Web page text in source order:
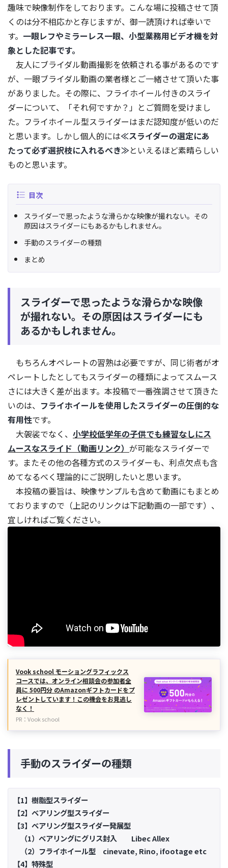
趣味で映像制作をしております。こんな場に投稿させて頂
くのは分不相応かと存じますが、御一読頂ければ幸いで
す。 一眼レフやミラーレス一眼、小型業務用ビデオ機を対
象とした記事です。
友人にブライダル動画撮影を依頼される事があるのです
が、一眼ブライダル動画の業者様とご一緒させて頂いた事
がありました。その際に、フライホイール付きのスライ
ダーについて、「それ何ですか？」とご質問を受けまし
た。フライホイール型スライダーはまだ認知度が低いのだ
と思います。しかし個人的には≪スライダーの選定にあ
たって必ず選択枝に入れるべき≫といえるほど素晴らしい
ものと思います。
目次
スライダーで思ったような滑らかな映像が撮れない。その
原因はスライダーにもあるかもしれません。
手動のスライダーの種類
まとめ
スライダーで思ったような滑らかな映像
が撮れない。その原因はスライダーにも
あるかもしれません。
もちろんオペレートの習熟は必要ですが、同じ術者がオ
ペレートしたとしてもスライダーの種類によってスムース
さには大きく差が出ます。本投稿で一番強調させて頂きた
いのは、 フライホイールを使用したスライダーの圧倒的な
有用性です。
大袈裟でなく、 小学校低学年の子供でも練習なしにス
ムースなスライド（動画リンク） が可能なスライダーで
す。またその他の各種方式のスライダーも、利点欠点も含
めてなるべく理論的にご説明したいと思います。
本投稿の要旨は、映像サンプルも含めて動画にもまとめ
ておりますので（上記のリンクは下記動画の一部です）、
宜しければご覧ください。
Vook school モーショングラフィックス
コースでは、オンライン相談会の参加者全
員に 500円分 のAmazonギフトカードをプ
レゼントしています！この機会をお見逃し
なく！
PR：Vook school
手動のスライダーの種類
【1】樹脂型スライダー
【2】ベアリング型スライダー
【3】ベアリング型スライダー発展型
（1）ベアリングにグリス封入 Libec Allex
（2）フライホイール型 cinevate, Rino, ifootage etc
【4】特殊型